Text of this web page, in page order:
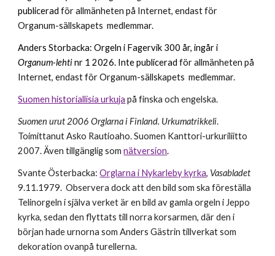
publiceradför allmänheten på Internet, endast för
Organum-sällskapets medlemmar.
Anders Storbacka: Orgeln i Fagervik 300 år, ingår i
Organum-lehtinr 1 2026. Inte publiceradför allmänheten på
Internet, endast för Organum-sällskapets medlemmar.
Suomen historiallisia urkuja på finska och engelska.
Suomen urut 2006 Orglarna i Finland. Urkumatrikkeli.
Toimittanut Asko Rautioaho. Suomen Kanttori-urkuriliitto
2007. Även tillgänglig somnätversion.
Svante Österbacka:Orglarna i Nykarleby kyrka, Vasabladet
9.11.1979. Observera dock att den bild som ska föreställa
Telinorgeln i själva verket är en bild av gamla orgeln i Jeppo
kyrka, sedan den flyttats till norra korsarmen, där den i
början hade urnorna som Anders Gästrin tillverkat som
dekoration ovanpå turellerna.